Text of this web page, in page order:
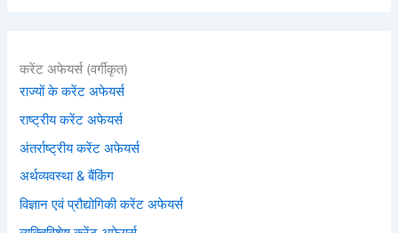
करेंट अफेयर्स (वर्गीकृत)
राज्यों के करेंट अफेयर्स
राष्ट्रीय करेंट अफेयर्स
अंतर्राष्ट्रीय करेंट अफेयर्स
अर्थव्यवस्था & बैंकिंग
विज्ञान एवं प्रौद्योगिकी करेंट अफेयर्स